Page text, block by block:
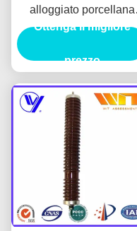
alloggiato porcellana
elettrica dell'ossido di
varistore di ZnO
Ottenga il migliore
prezzo